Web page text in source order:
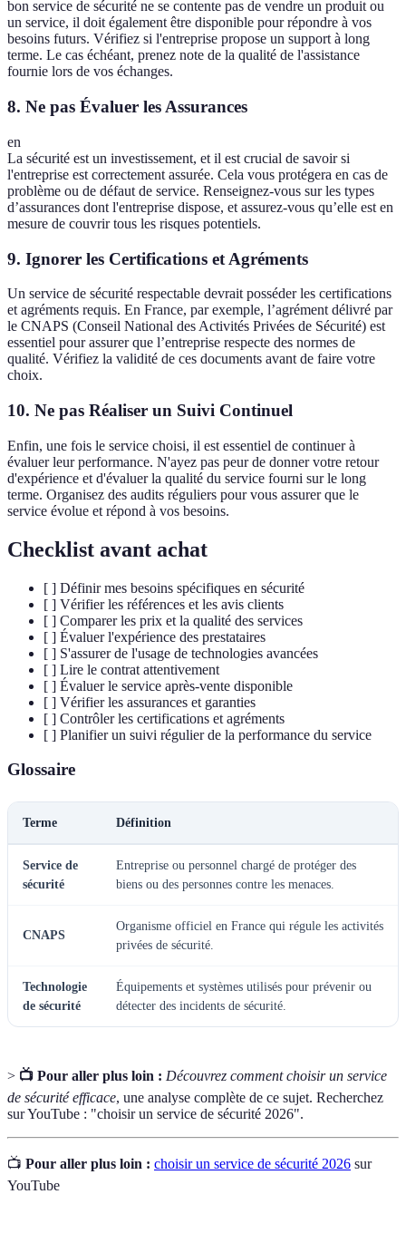
bon service de sécurité ne se contente pas de vendre un produit ou
un service, il doit également être disponible pour répondre à vos
besoins futurs. Vérifiez si l'entreprise propose un support à long
terme. Le cas échéant, prenez note de la qualité de l'assistance
fournie lors de vos échanges.
8. Ne pas Évaluer les Assurances
en
La sécurité est un investissement, et il est crucial de savoir si
l'entreprise est correctement assurée. Cela vous protégera en cas de
problème ou de défaut de service. Renseignez-vous sur les types
d’assurances dont l'entreprise dispose, et assurez-vous qu’elle est en
mesure de couvrir tous les risques potentiels.
9. Ignorer les Certifications et Agréments
Un service de sécurité respectable devrait posséder les certifications
et agréments requis. En France, par exemple, l’agrément délivré par
le CNAPS (Conseil National des Activités Privées de Sécurité) est
essentiel pour assurer que l’entreprise respecte des normes de
qualité. Vérifiez la validité de ces documents avant de faire votre
choix.
10. Ne pas Réaliser un Suivi Continuel
Enfin, une fois le service choisi, il est essentiel de continuer à
évaluer leur performance. N'ayez pas peur de donner votre retour
d'expérience et d'évaluer la qualité du service fourni sur le long
terme. Organisez des audits réguliers pour vous assurer que le
service évolue et répond à vos besoins.
Checklist avant achat
[ ] Définir mes besoins spécifiques en sécurité
[ ] Vérifier les références et les avis clients
[ ] Comparer les prix et la qualité des services
[ ] Évaluer l'expérience des prestataires
[ ] S'assurer de l'usage de technologies avancées
[ ] Lire le contrat attentivement
[ ] Évaluer le service après-vente disponible
[ ] Vérifier les assurances et garanties
[ ] Contrôler les certifications et agréments
[ ] Planifier un suivi régulier de la performance du service
Glossaire
Terme Définition
Service de
sécurité
Entreprise ou personnel chargé de protéger des
biens ou des personnes contre les menaces.
CNAPS
Organisme officiel en France qui régule les activités
privées de sécurité.
Technologie
de sécurité
Équipements et systèmes utilisés pour prévenir ou
détecter des incidents de sécurité.
> 📺 Pour aller plus loin : Découvrez comment choisir un service
de sécurité efficace, une analyse complète de ce sujet. Recherchez
sur YouTube : "choisir un service de sécurité 2026".
📺 Pour aller plus loin : choisir un service de sécurité 2026 sur
YouTube